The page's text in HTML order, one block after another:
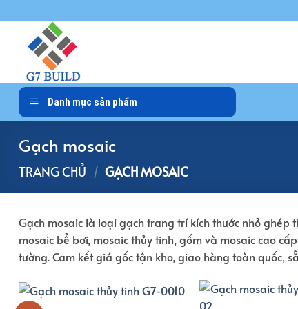
qua
Danh mục sản phẩm
Gạch mosaic
TRANG CHỦ / GẠCH MOSAIC
Gạch mosaic là loại gạch trang trí kích thước nhỏ
mosaic bể bơi, mosaic thủy tinh, gốm và mosaic cao
tường. Cam kết giá gốc tận kho, giao hàng toàn quốc,